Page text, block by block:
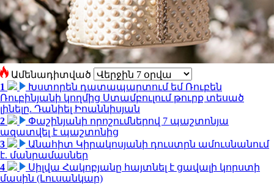
Ամենադիտված
1
Խստորեն դատապարտում եմ Ռուբեն
Ռուբինյանի կողմից Ստամբուլում թուրք տեսած
լինելը. Դանիել Իոաննիսյան
2
Փաշինյանի որոշումներով 7 պաշտոնյա
ազատվել է պաշտոնից
3
Անահիտ Կիրակոսյանի դուստրն ամուսնանում
է. մանրամասներ
4
Սիլվա Հակոբյանը հայտնել է ցավալի կորստի
մասին (Լուսանկար)